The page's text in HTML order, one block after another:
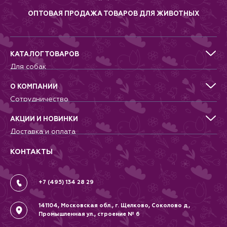
эффектов и не влияя pH удаляет
из воды не только остатки
лекарственных средств, но и
другие опасные токсичные
вещества, которые, могут
незаметно попасть в пруд с
дождевой водой (вредные
вещества, находящиеся в
окружающей среде, составные
части удобрений, гербициды,
пестициды).
ОПТОВАЯ ПРОДАЖА ТОВАРОВ ДЛЯ ЖИВОТНЫХ
КАТАЛОГ ТОВАРОВ
Для собак
Для кошек
Для грызунов
Для птиц
Аквариумистика, пруд, море
Террариумистика
О КОМПАНИИ
Сотрудничество
Питомникам
Добрые дела
Новости
Контакты
Вопрос-Ответ
АКЦИИ И НОВИНКИ
Доставка и оплата
Гарантии и возврат
Вакансии
Политика
Соглашение
КОНТАКТЫ
+7 (495) 134 28 29
141104, Московская обл., г. Щелково, Соколово д,
Промышленная ул., строение № 6